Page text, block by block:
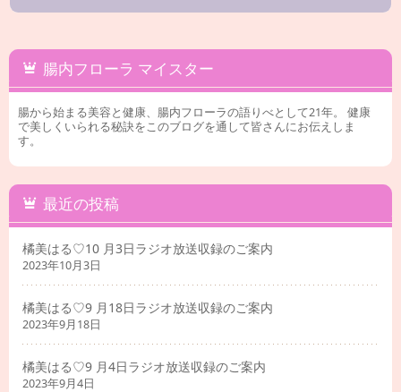
腸内フローラ マイスター
腸から始まる美容と健康、腸内フローラの語りべとして21年。 健康
で美しくいられる秘訣をこのブログを通して皆さんにお伝えしま
す。
最近の投稿
橘美はる♡10 月3日ラジオ放送収録のご案内
2023年10月3日
橘美はる♡9 月18日ラジオ放送収録のご案内
2023年9月18日
橘美はる♡9 月4日ラジオ放送収録のご案内
2023年9月4日